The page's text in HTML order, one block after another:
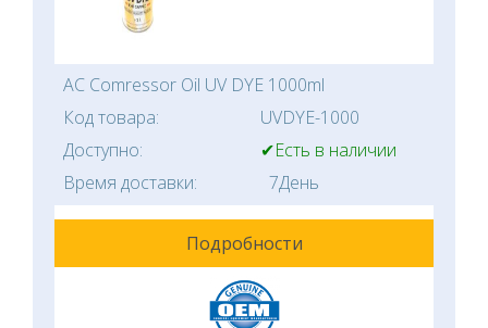
AC Comressor Oil UV DYE 1000ml
Код товара:
UVDYE-1000
Доступно:
✔Есть в наличии
Время доставки:
7День
Подробности